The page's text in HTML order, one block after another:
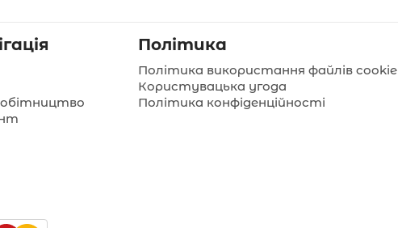
Політика
Політика використання файлів cookie
Користувацька угода
Політика конфіденційності